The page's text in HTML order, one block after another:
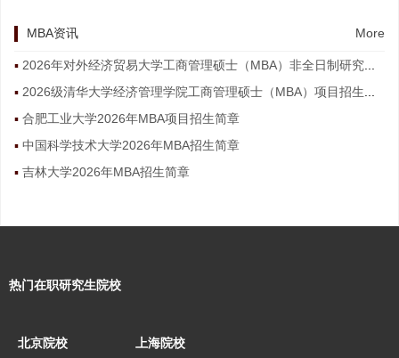
MBA资讯 More
合肥工业大学2026年MBA项目招生简章
中国科学技术大学2026年MBA招生简章
吉林大学2026年MBA招生简章
热门在职研究生院校
北京院校 上海院校